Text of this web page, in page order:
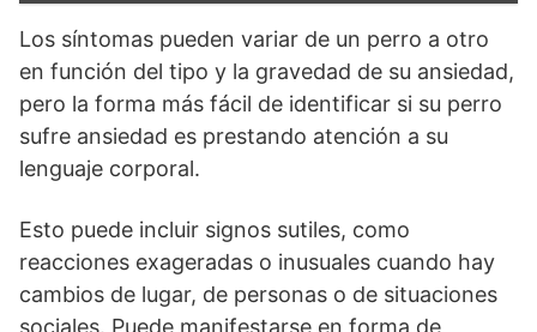
Los síntomas pueden variar de un perro a otro
en función del tipo y la gravedad de su ansiedad,
pero la forma más fácil de identificar si su perro
sufre ansiedad es prestando atención a su
lenguaje corporal.
Esto puede incluir signos sutiles, como
reacciones exageradas o inusuales cuando hay
cambios de lugar, de personas o de situaciones
sociales. Puede manifestarse en forma de